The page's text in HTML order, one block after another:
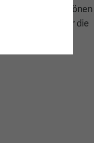
den höchsten Tönen
Kulanz ja nur die
hat.